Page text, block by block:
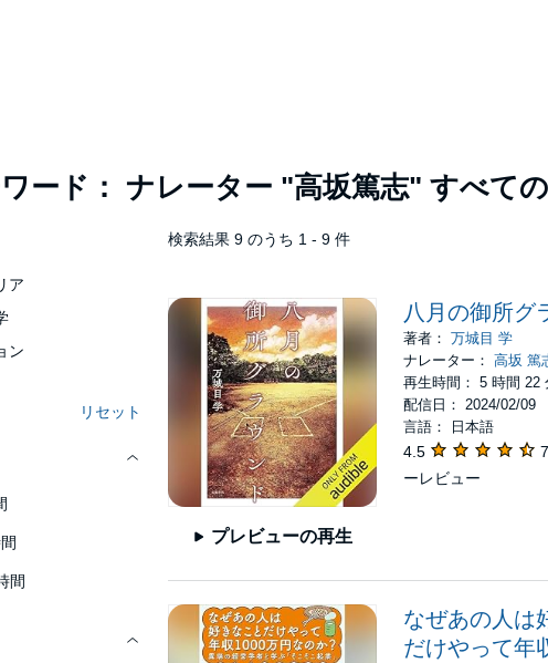
ード： ナレーター "高坂篤志" すべて
ア
ン
リセット
間
検索結果 9 のうち 1 - 9 件
プレビューの再生
八月の御所グ
著者：万城目 学
ナレーター：高坂 篤
再生時間： 5 時間 22
配信日： 2024/02/09
言語： 日本語
4.5
ーレビュー
なぜあの人は
だけやって年